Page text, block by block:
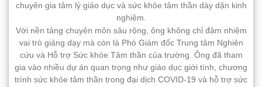
chuyên gia tâm lý giáo dục và sức khỏe tâm thần dày dặn kinh
nghiệm.
Với nền tảng chuyên môn sâu rộng, ông không chỉ đảm nhiệm
vai trò giảng dạy mà còn là Phó Giám đốc Trung tâm Nghiên
cứu và Hỗ trợ Sức khỏe Tâm thần của trường. Ông đã tham
gia vào nhiều dự án quan trọng như giáo dục giới tính, chương
trình sức khỏe tâm thần trong đại dịch COVID-19 và hỗ trợ sức